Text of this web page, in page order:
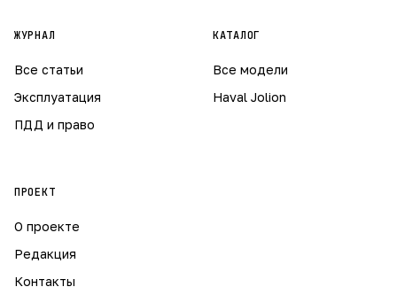
ЖУРНАЛ
Все статьи
Эксплуатация
ПДД и право
КАТАЛОГ
Все модели
Haval Jolion
ПРОЕКТ
О проекте
Редакция
Контакты